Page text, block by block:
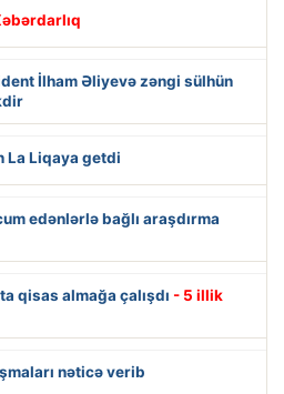
İlham Əliyevə zəngi sülhün
La Liqaya getdi
edənlərlə bağlı araşdırma
qisas almağa çalışdı - 5 illik
nəticə verib